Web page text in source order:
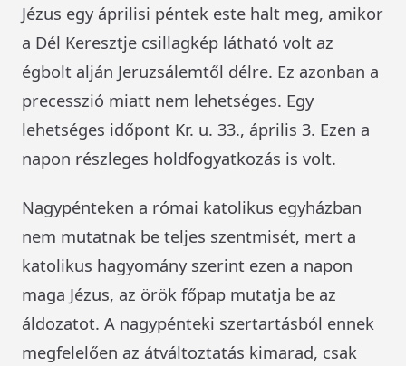
Jézus egy áprilisi péntek este halt meg, amikor
a Dél Keresztje csillagkép látható volt az
égbolt alján Jeruzsálemtől délre. Ez azonban a
precesszió miatt nem lehetséges. Egy
lehetséges időpont Kr. u. 33., április 3. Ezen a
napon részleges holdfogyatkozás is volt.
Nagypénteken a római katolikus egyházban
nem mutatnak be teljes szentmisét, mert a
katolikus hagyomány szerint ezen a napon
maga Jézus, az örök főpap mutatja be az
áldozatot. A nagypénteki szertartásból ennek
megfelelően az átváltoztatás kimarad, csak